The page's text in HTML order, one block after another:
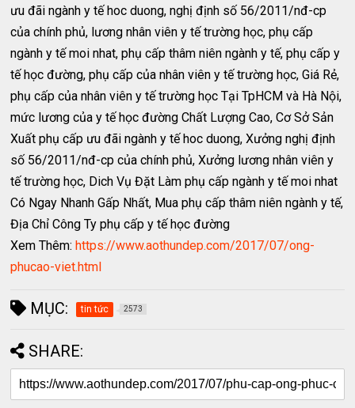
ưu đãi ngành y tế hoc duong, nghị định số 56/2011/nđ-cp
của chính phủ, lương nhân viên y tế trường học, phụ cấp
ngành y tế moi nhat, phụ cấp thâm niên ngành y tế, phụ cấp y
tế học đường, phụ cấp của nhân viên y tế trường học, Giá Rẻ,
phụ cấp của nhân viên y tế trường học Tại TpHCM và Hà Nội,
mức lương của y tế học đường Chất Lượng Cao, Cơ Sở Sản
Xuất phụ cấp ưu đãi ngành y tế hoc duong, Xưởng nghị định
số 56/2011/nđ-cp của chính phủ, Xưởng lương nhân viên y
tế trường học, Dich Vụ Đặt Làm phụ cấp ngành y tế moi nhat
Có Ngay Nhanh Gấp Nhất, Mua phụ cấp thâm niên ngành y tế,
Địa Chỉ Công Ty phụ cấp y tế học đường
Xem Thêm: https://www.aothundep.com/2017/07/ong-
phucao-viet.html
MỤC: tin tức 2573
SHARE: